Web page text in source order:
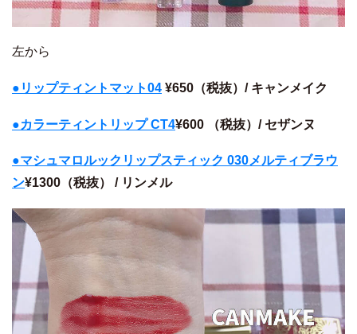
左から
●リップティントマット04 ¥650（税抜）/ キャンメイク
●カラーティントリップ CT4¥600 （税抜）/ セザンヌ
●マシュマロルックリップスティック 030メルティブラウ
ン¥1300（税抜） / リンメル